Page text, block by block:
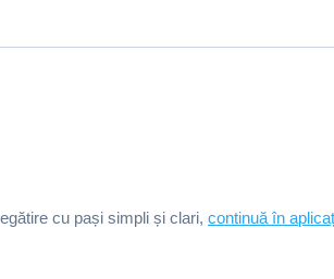
cu pași simpli și clari, continuă în